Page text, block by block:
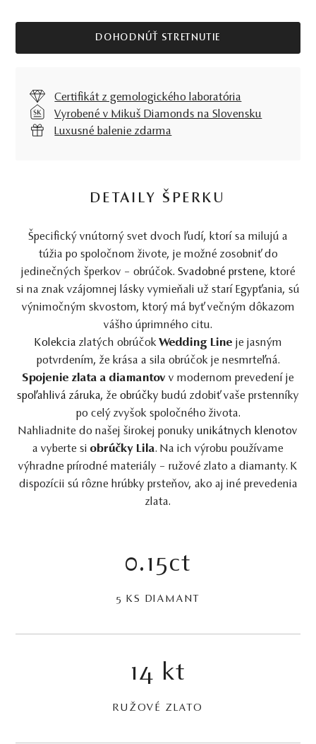
DOHODNÚŤ STRETNUTIE
Certifikát z gemologického laboratória
Vyrobené v Mikuš Diamonds na Slovensku
Luxusné balenie zdarma
DETAILY ŠPERKU
Špecifický vnútorný svet dvoch ľudí, ktorí sa milujú a
túžia po spoločnom živote, je možné zosobniť do
jedinečných šperkov – obrúčok. Svadobné prstene, ktoré
si na znak vzájomnej lásky vymieňali už starí Egypťania, sú
výnimočným skvostom, ktorý má byť večným dôkazom
vášho úprimného citu.
Kolekcia zlatých obrúčokWedding Line je jasným
potvrdením, že krása a sila obrúčok je nesmrteľná.
Spojenie zlata a diamantov v modernom prevedení je
spoľahlivá záruka, že obrúčky budú zdobiť vaše prstenníky
po celý zvyšok spoločného života.
Nahliadnite do našej širokej ponuky unikátnych klenotov
a vyberte si obrúčky Lila. Na ich výrobu používame
výhradne prírodné materiály – ružové zlato a diamanty. K
dispozícii sú rôzne hrúbky prsteňov, ako aj iné prevedenia
zlata.
0.15ct
5 KS DIAMANT
14 kt
RUŽOVÉ ZLATO